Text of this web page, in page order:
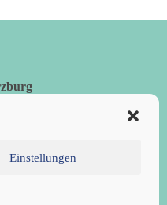
Einstellungen